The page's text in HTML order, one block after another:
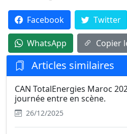
Facebook Twitter
WhatsApp Copier
Articles similaires
CAN TotalEnergies Maroc
journée entre en scène.
26/12/2025